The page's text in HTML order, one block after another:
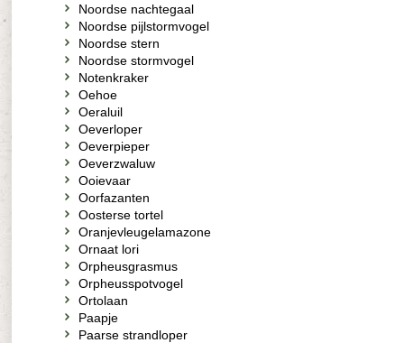
Noordse nachtegaal
Noordse pijlstormvogel
Noordse stern
Noordse stormvogel
Notenkraker
Oehoe
Oeraluil
Oeverloper
Oeverpieper
Oeverzwaluw
Ooievaar
Oorfazanten
Oosterse tortel
Oranjevleugelamazone
Ornaat lori
Orpheusgrasmus
Orpheusspotvogel
Ortolaan
Paapje
Paarse strandloper